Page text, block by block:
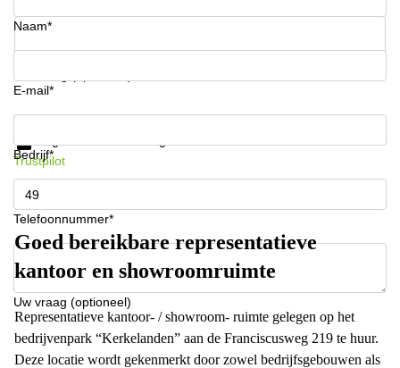
Bedrijfsruimte
Nijmegen
Naam*
E-mail*
Bedrijf*
Telefoonnummer*
Uw vraag (optioneel)
Krijg informatie en prijzen
Trustpilot
Goed bereikbare representatieve
kantoor en showroomruimte
Representatieve kantoor- / showroom- ruimte gelegen op het
bedrijvenpark “Kerkelanden” aan de Franciscusweg 219 te huur.
Deze locatie wordt gekenmerkt door zowel bedrijfsgebouwen als